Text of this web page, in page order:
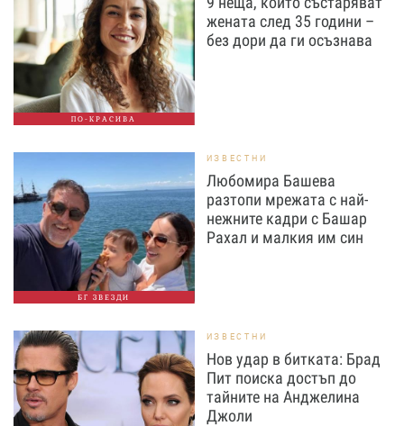
ПО-КРАСИВА
жената след 35 години –
без дори да ги осъзнава
БГ ЗВЕЗДИ
ИЗВЕСТНИ
Любомира Башева
разтопи мрежата с най-
нежните кадри с Башар
Рахал и малкия им син
ИЗВЕСТНИ
Нов удар в битката: Брад
Пит поиска достъп до
тайните на Анджелина
Джоли